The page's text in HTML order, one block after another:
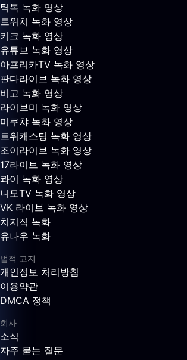
틱톡 녹화 영상
트위치 녹화 영상
키크 녹화 영상
유튜브 녹화 영상
아프리카TV 녹화 영상
판다라이브 녹화 영상
비고 녹화 영상
라이브미 녹화 영상
미쿠챠 녹화 영상
트위캐스팅 녹화 영상
조이라이브 녹화 영상
17라이브 녹화 영상
콰이 녹화 영상
니모TV 녹화 영상
VK 라이브 녹화 영상
치지직 녹화
유나우 녹화
법적 고지
개인정보 처리방침
이용약관
DMCA 정책
회사
소식
자주 묻는 질문